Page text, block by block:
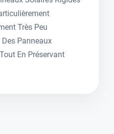
Très Peu
Des Panneaux
En Préservant